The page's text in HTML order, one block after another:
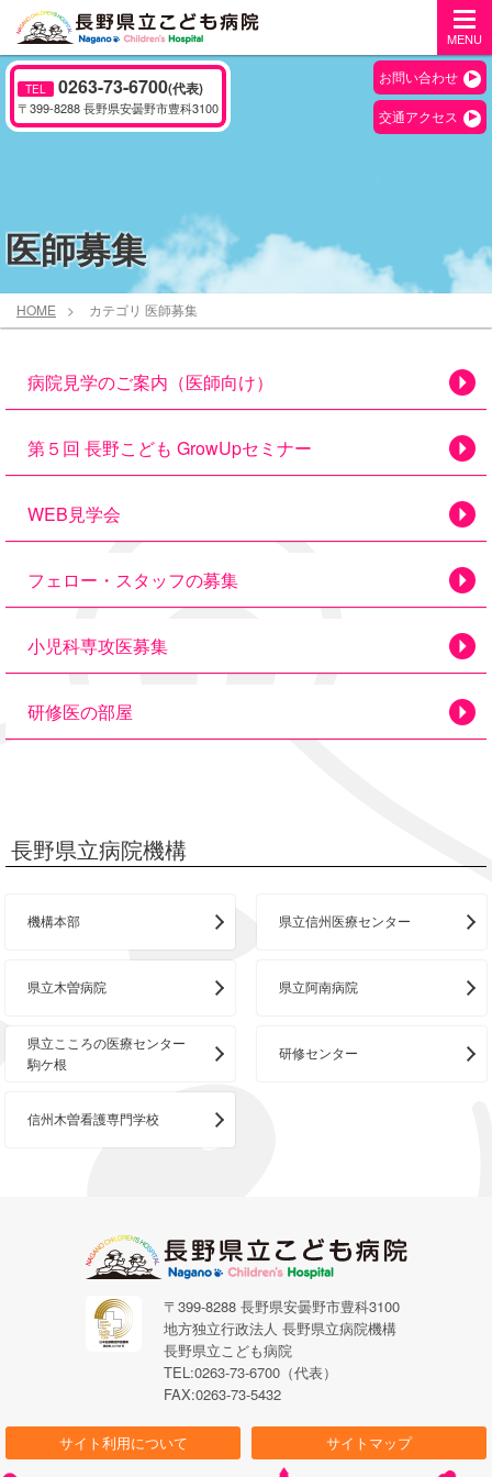
MENU
TEL 0263-73-6700(代表)
〒399-8288 長野県安曇野市豊科3100
お問い合わせ
交通アクセス
医師募集
HOME カテゴリ 医師募集
病院見学のご案内（医師向け）
第５回 長野こども GrowUpセミナー
WEB見学会
フェロー・スタッフの募集
小児科専攻医募集
研修医の部屋
長野県立病院機構
機構本部 県立信州医療センター
県立木曽病院 県立阿南病院
県立こころの医療センター
駒ケ根
研修センター
信州木曽看護専門学校
〒399-8288 長野県安曇野市豊科3100
地方独立行政法人 長野県立病院機構
長野県立こども病院
TEL:0263-73-6700（代表）
FAX:0263-73-5432
サイト利用について サイトマップ